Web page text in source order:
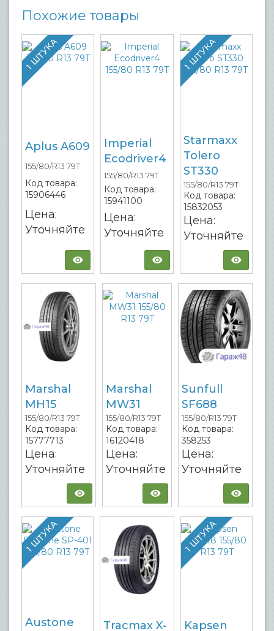
Похожие товары
1 ШТУКА
Aplus A609
155/80/R13 79T
Код товара:
15906446
Цена:
Уточняйте
Imperial
Ecodriver4
155/80/R13 79T
Код товара:
15941100
Цена:
Уточняйте
1 ШТУКА
Starmaxx
Tolero
ST330
155/80/R13 79T
Код товара:
15832053
Цена:
Уточняйте
Marshal
MH15
155/80/R13 79T
Код товара:
15777713
Цена:
Уточняйте
Marshal
MW31
155/80/R13 79T
Код товара:
16120418
Цена:
Уточняйте
Sunfull
SF688
155/80/R13 79T
Код товара:
358253
Цена:
Уточняйте
1 ШТУКА
Austone
Tracmax X-
1 ШТУКА
Kapsen